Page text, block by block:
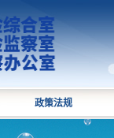
政策法规